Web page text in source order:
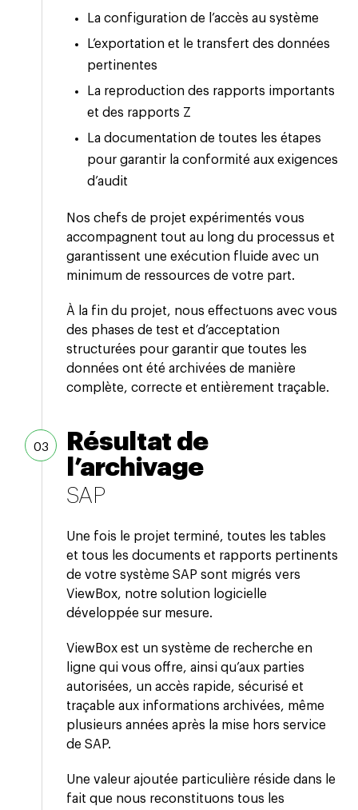
La configuration de l’accès au système
L’exportation et le transfert des données
pertinentes
La reproduction des rapports importants
et des rapports Z
La documentation de toutes les étapes
pour garantir la conformité aux exigences
d’audit
Nos chefs de projet expérimentés vous
accompagnent tout au long du processus et
garantissent une exécution fluide avec un
minimum de ressources de votre part.
À la fin du projet, nous effectuons avec vous
des phases de test et d’acceptation
structurées pour garantir que toutes les
données ont été archivées de manière
complète, correcte et entièrement traçable.
Résultat de
l’archivage
SAP
Une fois le projet terminé, toutes les tables
et tous les documents et rapports pertinents
de votre système SAP sont migrés vers
ViewBox, notre solution logicielle
développée sur mesure.
ViewBox est un système de recherche en
ligne qui vous offre, ainsi qu’aux parties
autorisées, un accès rapide, sécurisé et
traçable aux informations archivées, même
plusieurs années après la mise hors service
de SAP.
Une valeur ajoutée particulière réside dans le
fait que nous reconstituons tous les